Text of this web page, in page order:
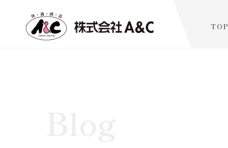
TOP